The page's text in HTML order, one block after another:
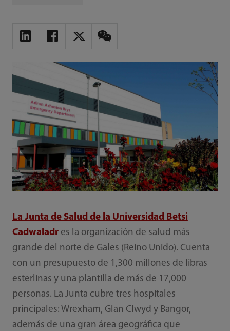
La Junta de Salud de la Universidad Betsi
Cadwaladres la organización de salud más
grande del norte de Gales (Reino Unido). Cuenta
con un presupuesto de 1,300 millones de libras
esterlinas y una plantilla de más de 17,000
personas. La Junta cubre tres hospitales
principales: Wrexham, Glan Clwyd y Bangor,
además de una gran área geográfica que